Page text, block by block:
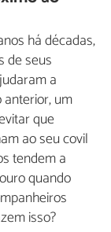
há décadas,
de seus
a
um
que
ao seu covil
tendem a
quando
isso?